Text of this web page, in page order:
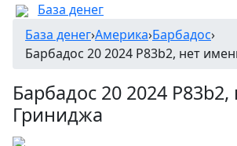
База денег
База денег›Америка›Барбадос›
Барбадос 20 2024 P83b2, нет
Барбадос 20 2024
Гриниджа